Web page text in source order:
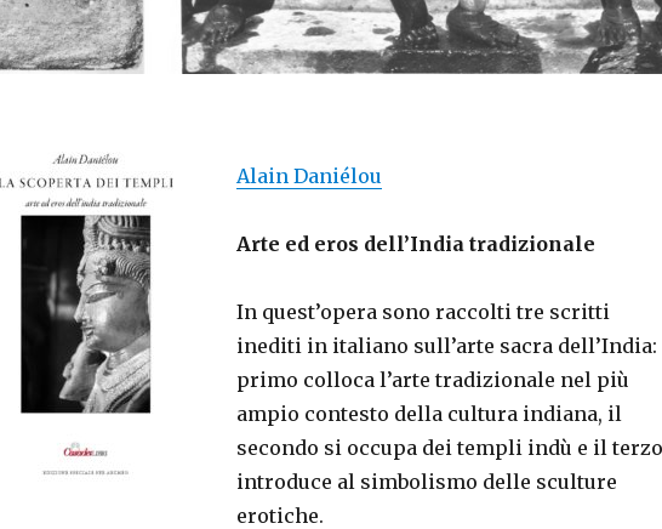
Alain Daniélou
Arte ed eros dell’India tradizionale
In quest’opera sono raccolti tre scritti
inediti in italiano sull’arte sacra
primo colloca l’arte tradizionale nel più
ampio contesto della cultura indiana, il
secondo si occupa dei templi indù e il terzo
introduce al simbolismo delle sculture
erotiche.